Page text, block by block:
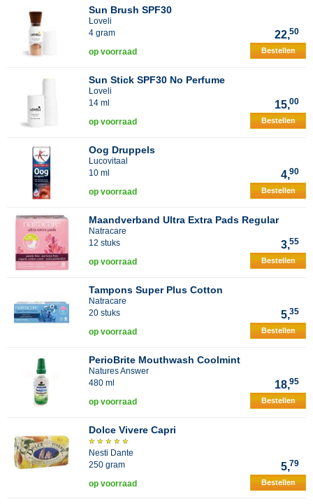
Sun Brush SPF30
Loveli
4 gram
22,50
op voorraad Bestellen
Sun Stick SPF30 No Perfume
Loveli
14 ml
15,00
op voorraad Bestellen
Oog Druppels
Lucovitaal
10 ml
4,90
op voorraad Bestellen
Maandverband Ultra Extra Pads Regular
Natracare
12 stuks
3,55
op voorraad Bestellen
Tampons Super Plus Cotton
Natracare
20 stuks
5,35
op voorraad Bestellen
PerioBrite Mouthwash Coolmint
Natures Answer
480 ml
18,95
op voorraad Bestellen
Dolce Vivere Capri
Nesti Dante
250 gram
5,79
op voorraad Bestellen